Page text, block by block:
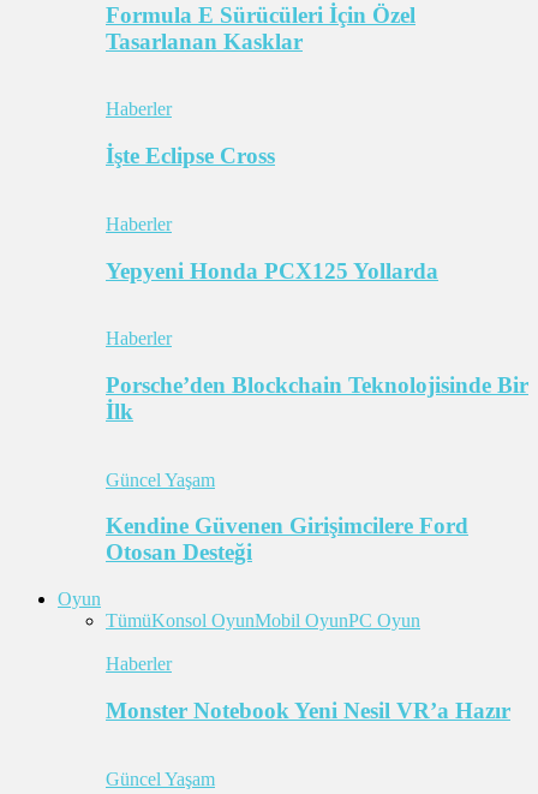
Formula E Sürücüleri İçin Özel
Tasarlanan Kasklar
Haberler
İşte Eclipse Cross
Haberler
Yepyeni Honda PCX125 Yollarda
Haberler
Porsche’den Blockchain Teknolojisinde Bir
İlk
Güncel Yaşam
Kendine Güvenen Girişimcilere Ford
Otosan Desteği
Oyun
TümüKonsol OyunMobil OyunPC Oyun
Haberler
Monster Notebook Yeni Nesil VR’a Hazır
Güncel Yaşam